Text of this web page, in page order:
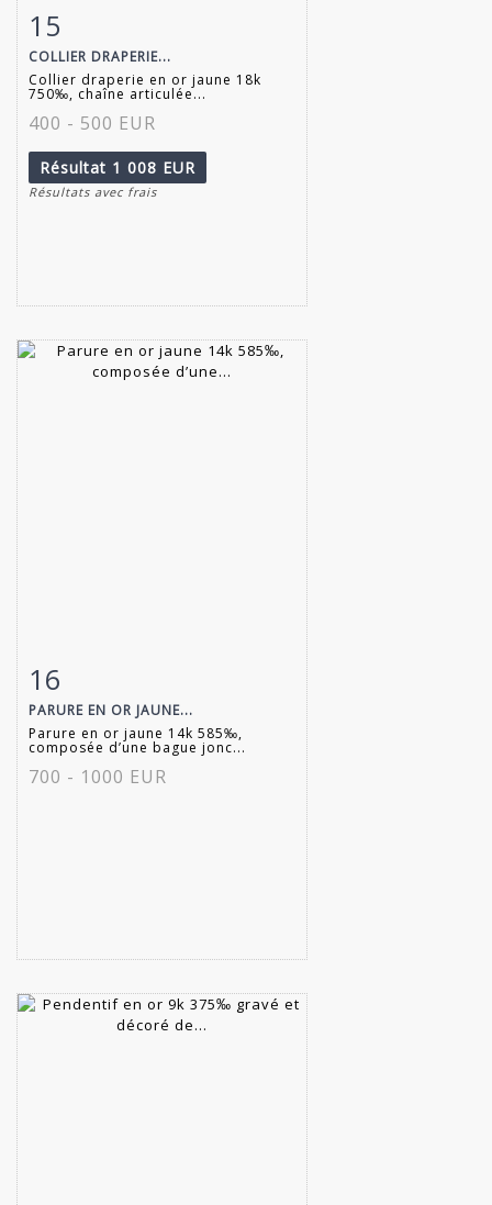
Fiche détaillée
15
COLLIER DRAPERIE...
Collier draperie en or jaune 18k
750‰, chaîne articulée...
400 - 500 EUR
Résultat 1 008 EUR
Résultats avec frais
Fiche détaillée
16
PARURE EN OR JAUNE...
Parure en or jaune 14k 585‰,
composée d’une bague jonc...
700 - 1000 EUR